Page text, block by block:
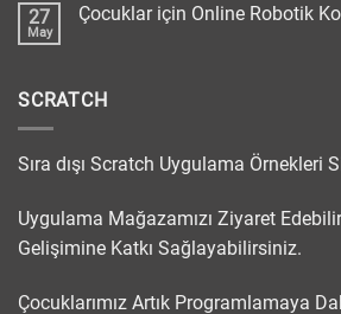
27
May
Çocuklar için Online Robotik
SCRATCH
Sıra dışı Scratch Uygulama Örnekleri
Uygulama Mağazamızı Ziyaret Edebilir
Gelişimine Katkı Sağlayabilirsiniz.
Çocuklarımız Artık Programlamaya